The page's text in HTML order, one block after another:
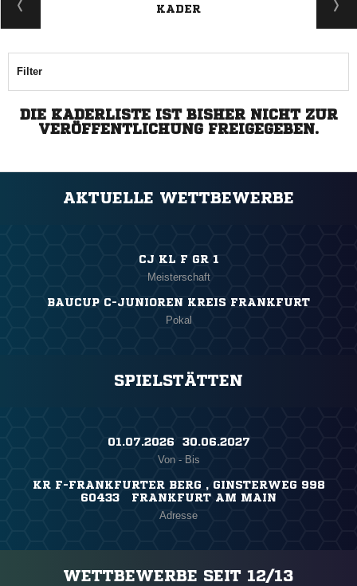
KADER
Filter
DIE KADERLISTE IST BISHER NICHT ZUR
VERÖFFENTLICHUNG FREIGEGEBEN.
AKTUELLE WETTBEWERBE
CJ KL F GR 1
Meisterschaft
BAUCUP C-JUNIOREN KREIS FRANKFURT
Pokal
SPIELSTÄTTEN
01.07.2026 ​ 30.06.2027
Von - Bis
KR F-FRANKFURTER BERG , GINSTERWEG 998
60433 FRANKFURT AM MAIN
Adresse
WETTBEWERBE SEIT 12/13